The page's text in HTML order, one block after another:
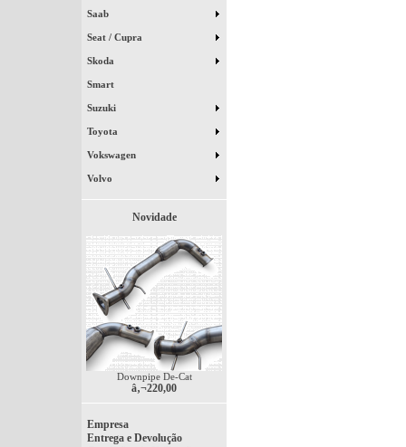
Saab
Seat / Cupra
Skoda
Smart
Suzuki
Toyota
Vokswagen
Volvo
Novidade
Downpipe De-Cat
â‚¬220,00
Empresa
Entrega e Devolução